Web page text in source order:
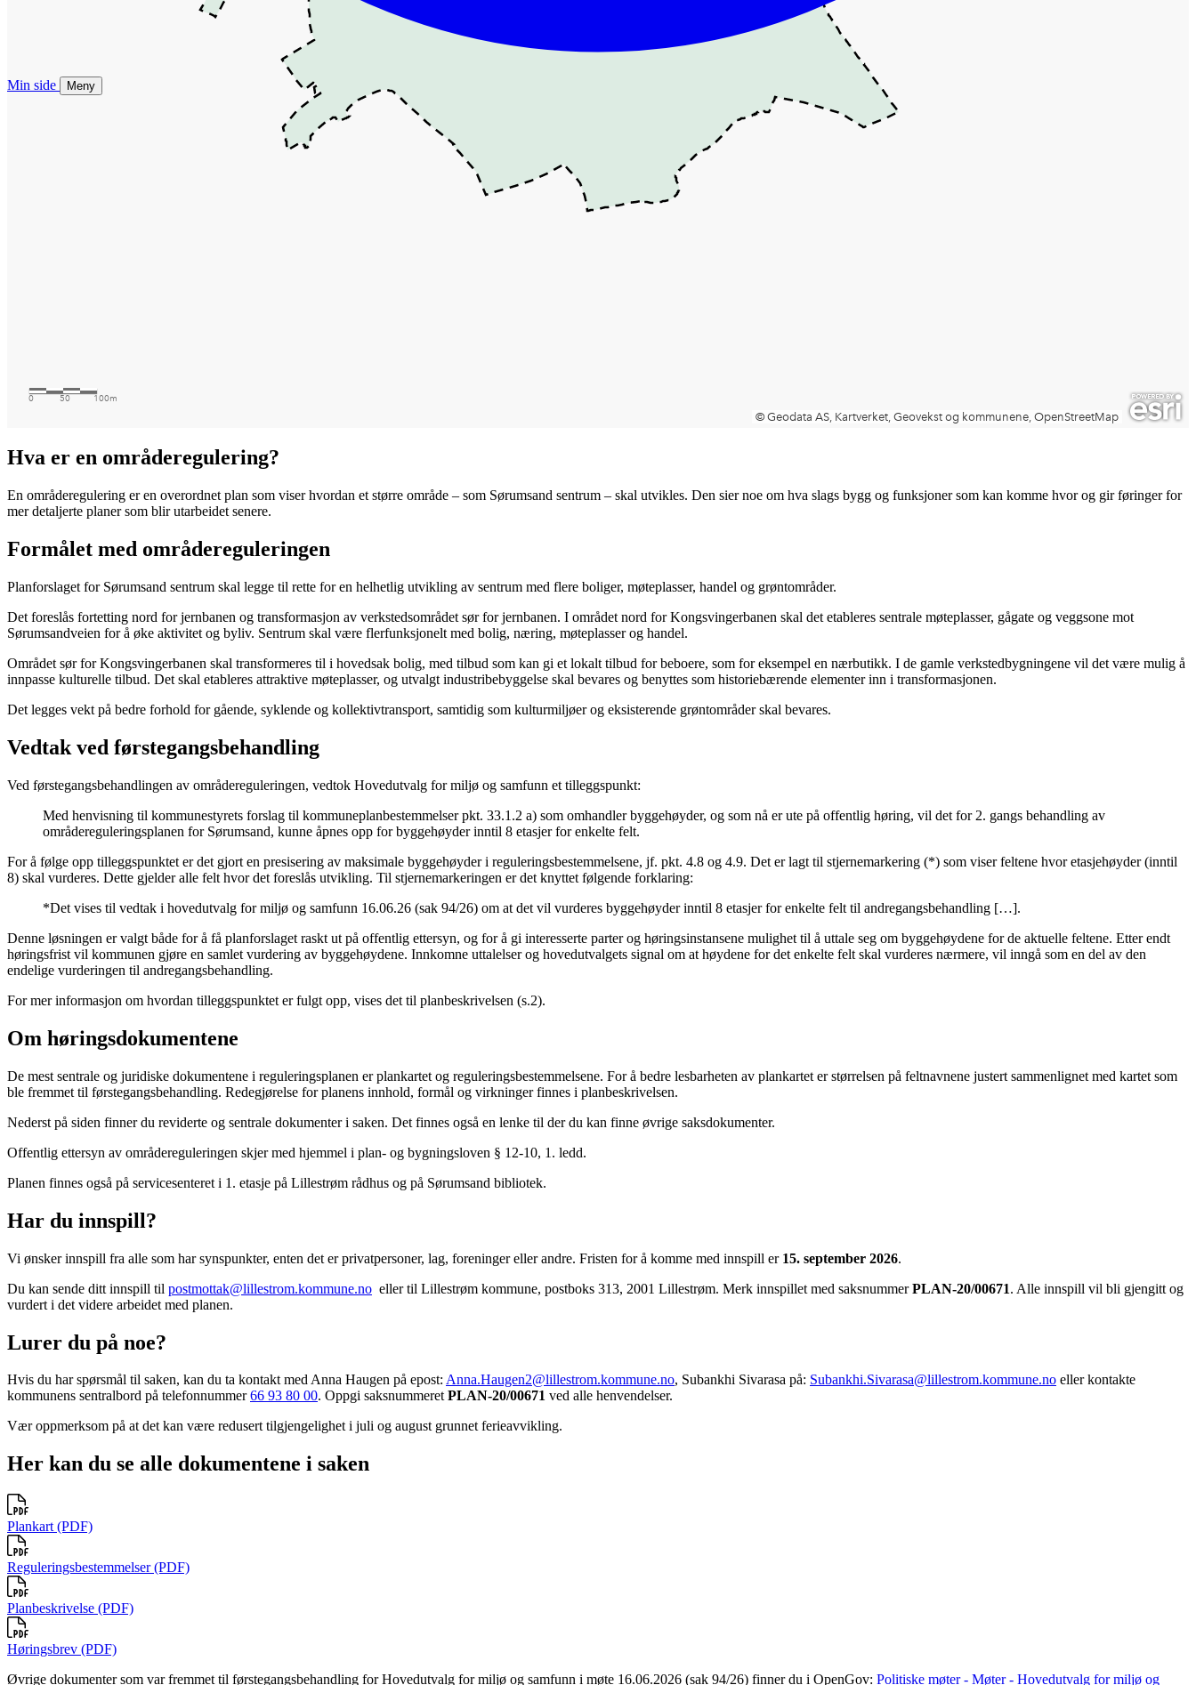
Min side Meny
Hva er en områderegulering?
En områderegulering er en overordnet plan som viser hvordan et større område – som Sørumsand sentrum – skal utvikles. Den sier noe om hva slags bygg og funksjoner som kan komme hvor og gir føringer for
mer detaljerte planer som blir utarbeidet senere.
Formålet med områdereguleringen
Planforslaget for Sørumsand sentrum skal legge til rette for en helhetlig utvikling av sentrum med flere boliger, møteplasser, handel og grøntområder.
Det foreslås fortetting nord for jernbanen og transformasjon av verkstedsområdet sør for jernbanen. I området nord for Kongsvingerbanen skal det etableres sentrale møteplasser, gågate og veggsone mot
Sørumsandveien for å øke aktivitet og byliv. Sentrum skal være flerfunksjonelt med bolig, næring, møteplasser og handel.
Området sør for Kongsvingerbanen skal transformeres til i hovedsak bolig, med tilbud som kan gi et lokalt tilbud for beboere, som for eksempel en nærbutikk. I de gamle verkstedbygningene vil det være mulig å
innpasse kulturelle tilbud. Det skal etableres attraktive møteplasser, og utvalgt industribebyggelse skal bevares og benyttes som historiebærende elementer inn i transformasjonen.
Det legges vekt på bedre forhold for gående, syklende og kollektivtransport, samtidig som kulturmiljøer og eksisterende grøntområder skal bevares.
Vedtak ved førstegangsbehandling
Ved førstegangsbehandlingen av områdereguleringen, vedtok Hovedutvalg for miljø og samfunn et tilleggspunkt:
Med henvisning til kommunestyrets forslag til kommuneplanbestemmelser pkt. 33.1.2 a) som omhandler byggehøyder, og som nå er ute på offentlig høring, vil det for 2. gangs behandling av
områdereguleringsplanen for Sørumsand, kunne åpnes opp for byggehøyder inntil 8 etasjer for enkelte felt.
For å følge opp tilleggspunktet er det gjort en presisering av maksimale byggehøyder i reguleringsbestemmelsene, jf. pkt. 4.8 og 4.9. Det er lagt til stjernemarkering (*) som viser feltene hvor etasjehøyder (inntil
8) skal vurderes. Dette gjelder alle felt hvor det foreslås utvikling. Til stjernemarkeringen er det knyttet følgende forklaring:
*Det vises til vedtak i hovedutvalg for miljø og samfunn 16.06.26 (sak 94/26) om at det vil vurderes byggehøyder inntil 8 etasjer for enkelte felt til andregangsbehandling […].
Denne løsningen er valgt både for å få planforslaget raskt ut på offentlig ettersyn, og for å gi interesserte parter og høringsinstansene mulighet til å uttale seg om byggehøydene for de aktuelle feltene. Etter endt
høringsfrist vil kommunen gjøre en samlet vurdering av byggehøydene. Innkomne uttalelser og hovedutvalgets signal om at høydene for det enkelte felt skal vurderes nærmere, vil inngå som en del av den
endelige vurderingen til andregangsbehandling.
For mer informasjon om hvordan tilleggspunktet er fulgt opp, vises det til planbeskrivelsen (s.2).
Om høringsdokumentene
De mest sentrale og juridiske dokumentene i reguleringsplanen er plankartet og reguleringsbestemmelsene. For å bedre lesbarheten av plankartet er størrelsen på feltnavnene justert sammenlignet med kartet som
ble fremmet til førstegangsbehandling. Redegjørelse for planens innhold, formål og virkninger finnes i planbeskrivelsen.
Nederst på siden finner du reviderte og sentrale dokumenter i saken. Det finnes også en lenke til der du kan finne øvrige saksdokumenter.
Offentlig ettersyn av områdereguleringen skjer med hjemmel i plan- og bygningsloven § 12-10, 1. ledd.
Planen finnes også på servicesenteret i 1. etasje på Lillestrøm rådhus og på Sørumsand bibliotek.
Har du innspill?
Vi ønsker innspill fra alle som har synspunkter, enten det er privatpersoner, lag, foreninger eller andre. Fristen for å komme med innspill er 15. september 2026.
Du kan sende ditt innspill til postmottak@lillestrom.kommune.no eller til Lillestrøm kommune, postboks 313, 2001 Lillestrøm. Merk innspillet med saksnummerPLAN-20/00671. Alle innspill vil bli gjengitt og
vurdert i det videre arbeidet med planen.
Lurer du på noe?
Hvis du har spørsmål til saken, kan du ta kontakt med Anna Haugen på epost: Anna.Haugen2@lillestrom.kommune.no, Subankhi Sivarasa på: Subankhi.Sivarasa@lillestrom.kommune.no eller kontakte
kommunens sentralbord på telefonnummer66 93 80 00. Oppgi saksnummeretPLAN-20/00671 ved alle henvendelser.
Vær oppmerksom på at det kan være redusert tilgjengelighet i juli og august grunnet ferieavvikling.
Her kan du se alle dokumentene i saken
Plankart (PDF)
Reguleringsbestemmelser (PDF)
Planbeskrivelse (PDF)
Høringsbrev (PDF)
Øvrige dokumenter som var fremmet til førstegangsbehandling for Hovedutvalg for miljø og samfunn i møte 16.06.2026 (sak 94/26) finner du i OpenGov: Politiske møter - Møter - Hovedutvalg for miljø og